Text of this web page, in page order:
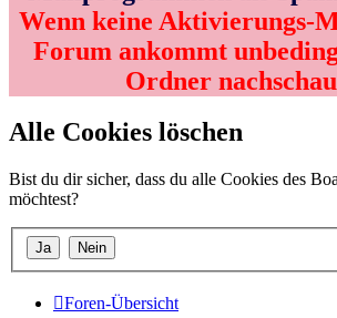
Wenn keine Aktivierungs-
Forum ankommt
Ordner
Alle Cookies löschen
Bist du dir sicher, dass du alle Cookies des
möchtest?
Foren-Übersicht